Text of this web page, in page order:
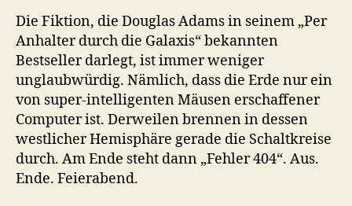
Die Fiktion, die Douglas Adams in seinem „Per
Anhalter durch die Galaxis“ bekannten
Bestseller darlegt, ist immer weniger
unglaubwürdig. Nämlich, dass die Erde nur ein
von super-intelligenten Mäusen erschaffener
Computer ist. Derweilen brennen in dessen
westlicher Hemisphäre gerade die Schaltkreise
durch. Am Ende steht dann „Fehler 404“. Aus.
Ende. Feierabend.